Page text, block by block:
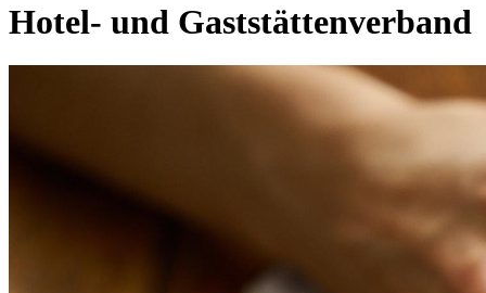
Hotel- und Gaststättenverband